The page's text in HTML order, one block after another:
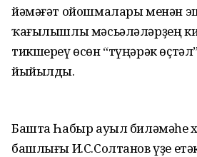
йәмәғәт ойошмалары менән
ҡағылышлы мәсьәләләрҙең
тикшереү өсөн “түңәрәк
йыйылды.
Башта Һабыр ауыл биләмәһе
башлығы И.С.Солтанов үҙе